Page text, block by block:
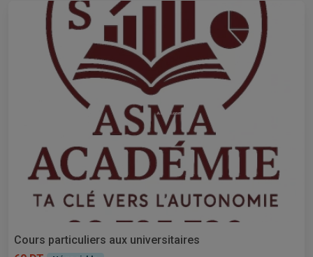
Cours particuliers aux universitaires